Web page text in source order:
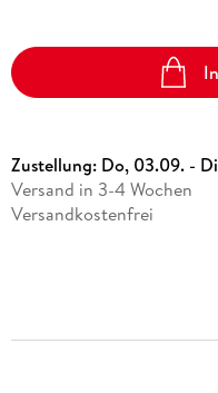
Zustellung: Do, 03.09. -
Versand in 3-4 Wochen
Versandkostenfrei